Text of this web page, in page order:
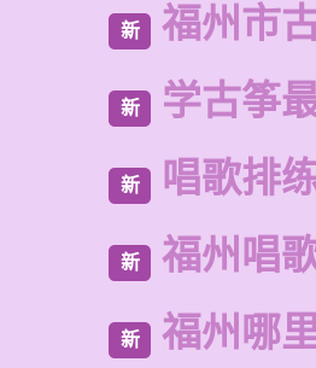
新 福州市
新 学古筝
新 唱歌排
新 福州唱
新 福州哪